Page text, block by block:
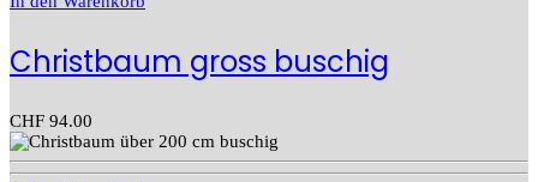
Christbaum gross buschig
CHF 94.00